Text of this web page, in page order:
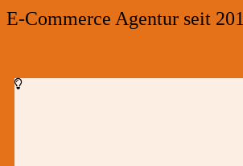
E-Commerce Agentur seit